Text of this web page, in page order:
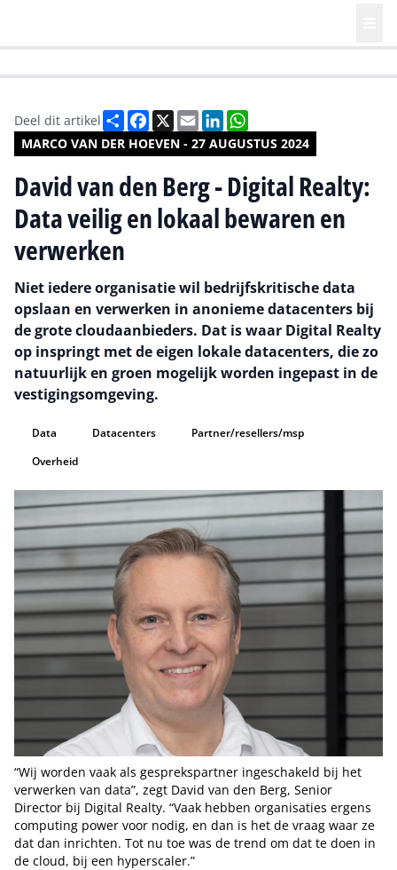
MARCO VAN DER HOEVEN - 27 AUGUSTUS 2024
Deel dit artikel DeelFacebook
X EmailLinkedIn
David van den Berg - Digital Realty:
Data veilig en lokaal bewaren en
verwerken
Niet iedere organisatie wil bedrijfskritische data
opslaan en verwerken in anonieme datacenters bij
de grote cloudaanbieders. Dat is waar Digital Realty
op inspringt met de eigen lokale datacenters, die zo
natuurlijk en groen mogelijk worden ingepast in de
vestigingsomgeving.
Data Datacenters
Partner/resellers/msp
Overheid
“Wij worden vaak als gesprekspartner ingeschakeld bij het
verwerken van data”, zegt David van den Berg, Senior
Director bij Digital Realty. “Vaak hebben organisaties ergens
computing power voor nodig, en dan is het de vraag waar ze
dat dan inrichten. Tot nu toe was de trend om dat te doen in
de cloud, bij een hyperscaler.”